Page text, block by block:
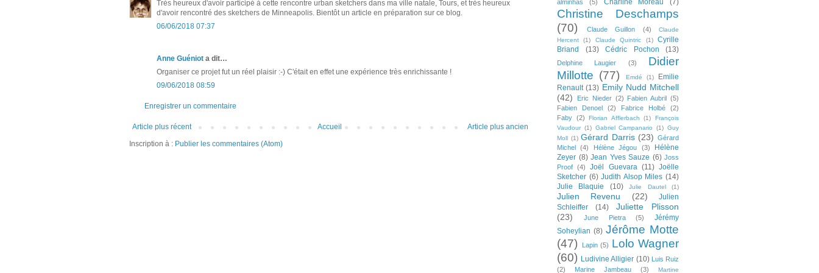
Très heureux d'avoir participé à cette rencontre urban sketchers dans ma ville natale, Tours, et très heureux
d'avoir rencontré des sketchers de Minneapolis. Bientôt un article en préparation sur ce blog.
06/06/2018 07:37
Anne Guéniot a dit…
Organiser ce projet fut un réel plaisir :-) C'était en effet une expérience très enrichissante !
09/06/2018 08:59
Enregistrer un commentaire
Article plus récent Article plus ancien
Accueil
Inscription à : Publier les commentaires (Atom)
alminhas
(5)
Christine Deschamps
(70)
Claude Guillon (4)
Claude
Hercent
(1) Claude Quintric (1)
Cyrille
Briand
(13) Cédric Pochon (13)
Delphine Laugier (3)
Didier
Millotte (77) Emdé (1)
Emilie
Renault (13) Emily Nudd Mitchell
(42)
Eric Nieder (2) Fabien Aubril (5)
Fabien Denoel
(2) Fabrice Holbé
(2)
Faby (2) Florian Afflerbach (1)
François
Vaudour (1) Gabriel Campanario (1) Guy
Moll (1) Gérard Darris (23) Gérard
Michel
(4) Hélène Jégou (3)
Hélène
Zeyer (8) Jean Yves Sauze (6) Joss
Proof
(4) Joël Guevara (11) Joëlle
Sketcher (6) Judith Alsop Miles (14)
Julie Blaquie
(10) Julie Dautel (1)
Julien Revenu (22)
Julien
Schleiffer
(14)
Juliette Plisson
(23)
June Pietra (5)
Jérémy
Soheylian (8) Jérôme Motte
(47)
Lapin (5) Lolo Wagner
(60) Ludivine Alligier (10) Luis Ruiz
(2)
Marine Jambeau (3) Martine